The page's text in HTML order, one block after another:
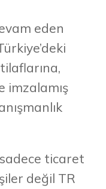
eden
imzalamış
ticaret
değil TR